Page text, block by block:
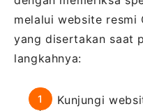
melalui website resmi
yang disertakan saat
langkahnya:
Kunjungi